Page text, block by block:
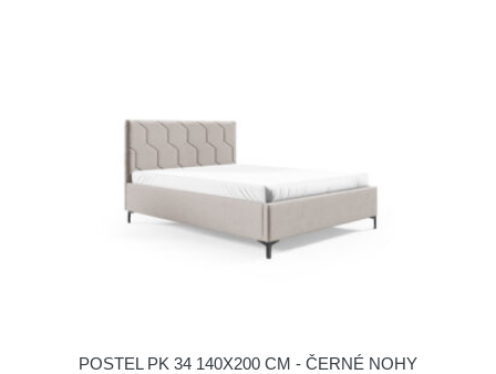
POSTEL PK 34 140X200 CM - ČERNÉ NOHY